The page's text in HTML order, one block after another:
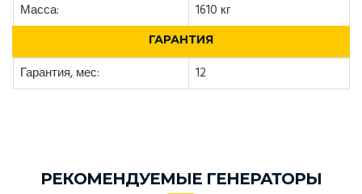
Масса:
1610 кг
ГАРАНТИЯ
Гарантия, мес: 12
РЕКОМЕНДУЕМЫЕ ГЕНЕРАТОРЫ